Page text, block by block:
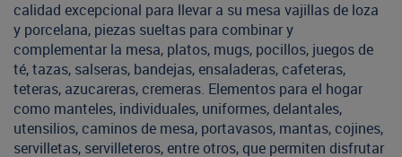
calidad excepcional para llevar a su mesa vajillas de loza
y porcelana, piezas sueltas para combinar y
complementar la mesa, platos, mugs, pocillos, juegos de
té, tazas, salseras, bandejas, ensaladeras, cafeteras,
teteras, azucareras, cremeras. Elementos para el hogar
como manteles, individuales, uniformes, delantales,
utensilios, caminos de mesa, portavasos, mantas, cojines,
servilletas, servilleteros, entre otros, que permiten disfrutar